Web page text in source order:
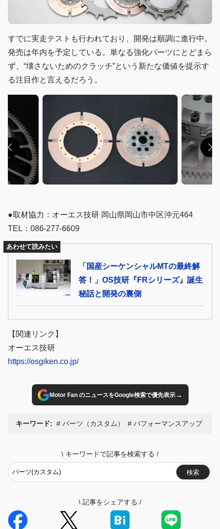
すでに実走テストも行われており、開発は順調に進行中。
発売は年内を予定している。単なる強化パーツにとどまら
ず、“壊さないためのクラッチ”という新たな価値を提示す
る注目作と言えるだろう。
●取材協力：オーエス技研 岡山県岡山市中区沖元464
TEL：086-277-6609
あわせて読みたい
「国産シーケンシャルMTの最終解
答！」OS技研『FRシリーズ』誕生
秘話と開発の裏側
【関連リンク】
オーエス技研
https://osgiken.co.jp/
Motor Fan のニュースをGoogle検索で優先表示→
キーワード: パーツ（カスタム） パフォーマンスアップ
\ キーワードで記事を検索する /
検索
\ 記事をシェアする /